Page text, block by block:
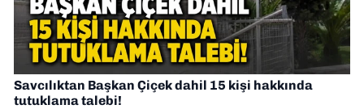
Savcılıktan Başkan Çiçek dahil 15 kişi hakkında
tutuklama talebi!